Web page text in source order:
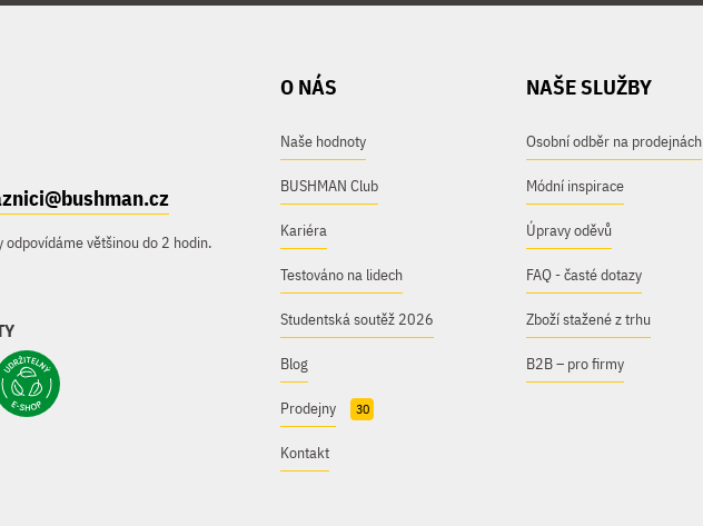
odpovídáme většinou do 2 hodin.
O NÁS
Naše hodnoty
BUSHMAN Club
Kariéra
Testováno na lidech
Studentská soutěž 2026
Blog
Prodejny 30
Kontakt
NAŠE SLUŽBY
Osobní odběr na prodejnách
Módní inspirace
Úpravy oděvů
FAQ - časté dotazy
Zboží stažené z trhu
B2B – pro firmy